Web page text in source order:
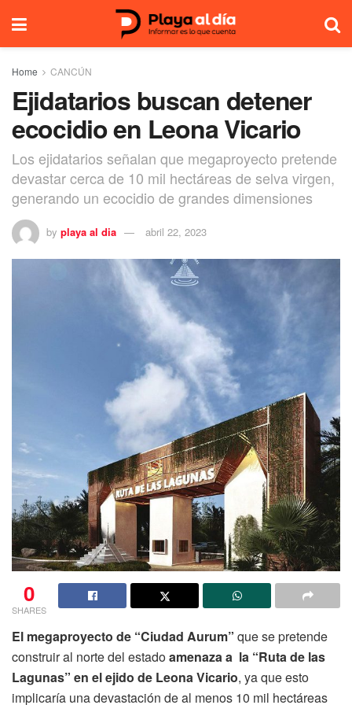
Home CANCÚN
Ejidatarios buscan detener
ecocidio en Leona Vicario
Los ejidatarios señalan que megaproyecto pretende
devastar cerca de 10 mil hectáreas de selva virgen,
generando un ecocidio de grandes dimensiones
by playa al dia abril 22, 2023
0
SHARES
El megaproyecto de “Ciudad Aurum” que se pretende
construir al norte del estadoamenaza a la “Ruta de las
Lagunas” en el ejido de Leona Vicario, ya que esto
implicaría una devastación de al menos 10 mil hectáreas